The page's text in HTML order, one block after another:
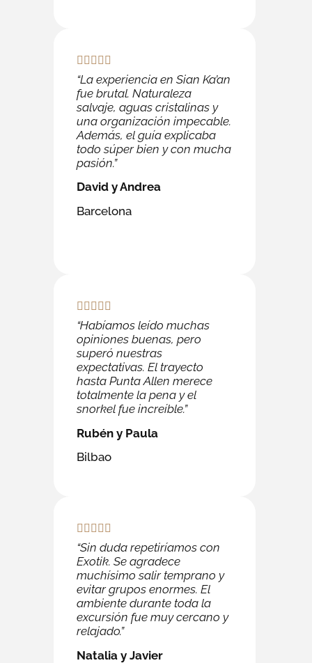
“La experiencia en Sian Ka’an
fue brutal. Naturaleza
salvaje, aguas cristalinas y
una organización impecable.
Además, el guía explicaba
todo súper bien y con mucha
pasión.”
David y Andrea
Barcelona
“Habíamos leído muchas
opiniones buenas, pero
superó nuestras
expectativas. El trayecto
hasta Punta Allen merece
totalmente la pena y el
snorkel fue increíble.”
Rubén y Paula
Bilbao
“Sin duda repetiríamos con
Exotik. Se agradece
muchísimo salir temprano y
evitar grupos enormes. El
ambiente durante toda la
excursión fue muy cercano y
relajado.”
Natalia y Javier